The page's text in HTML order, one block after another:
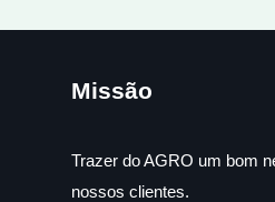
Missão
Trazer do AGRO um bom
nossos clientes.